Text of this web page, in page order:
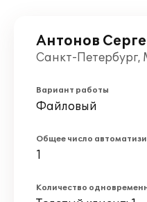
Антонов
Санкт-Петербург,
Вариант работы
Файловый
Общее число
1
Количество